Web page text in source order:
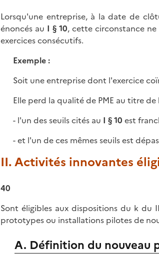
Lorsqu'une entreprise, à la date de
énoncés au I § 10, cette circonstance
exercices consécutifs.
Exemple :
Soit une entreprise dont l'exercice
Elle perd la qualité de PME au titre de
- l'un des seuils cités au I § 10 est
- et l'un de ces mêmes seuils est
II. Activités innovantes
40
Sont éligibles aux dispositions du k du
prototypes ou installations pilotes de
A. Définition du nouveau